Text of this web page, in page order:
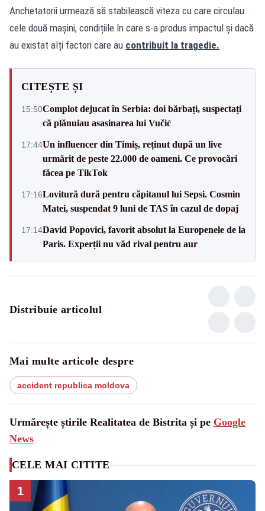
Anchetatorii urmează să stabilească viteza cu care circulau
cele două mașini, condițiile în care s-a produs impactul și dacă
au existat alți factori care au contribuit la tragedie.
CITEȘTE ȘI
15:50Complot dejucat în Serbia: doi bărbați, suspectați
că plănuiau asasinarea lui Vučić
17:44Un influencer din Timiș, reținut după un live
urmărit de peste 22.000 de oameni. Ce provocări
făcea pe TikTok
17:16Lovitură dură pentru căpitanul lui Sepsi. Cosmin
Matei, suspendat 9 luni de TAS în cazul de dopaj
17:14David Popovici, favorit absolut la Europenele de la
Paris. Experții nu văd rival pentru aur
Distribuie articolul
Mai multe articole despre
accident republica moldova
Urmărește știrile Realitatea de Bistrita și pe Google
News
CELE MAI CITITE
1